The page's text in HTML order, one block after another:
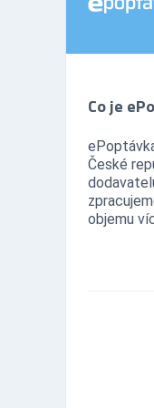
apod.
Co je
České
objemu